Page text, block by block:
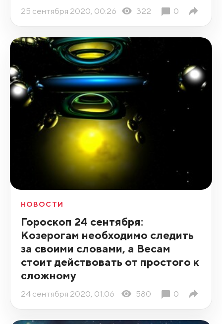
25 сентября 2020, 00:26 322 0
НОВОСТИ
Гороскоп 24 сентября:
Козерогам необходимо следить
за своими словами, а Весам
стоит действовать от простого к
сложному
24 сентября 2020, 01:06 580 0